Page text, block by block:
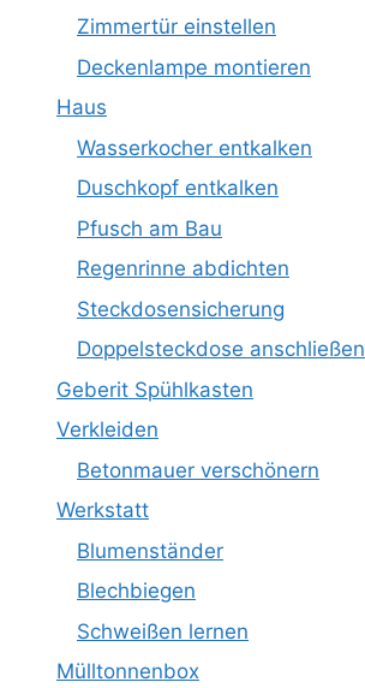
Zimmertür einstellen
Deckenlampe montieren
Haus
Wasserkocher entkalken
Duschkopf entkalken
Pfusch am Bau
Regenrinne abdichten
Steckdosensicherung
Doppelsteckdose anschließen
Geberit Spühlkasten
Verkleiden
Betonmauer verschönern
Werkstatt
Blumenständer
Blechbiegen
Schweißen lernen
Mülltonnenbox